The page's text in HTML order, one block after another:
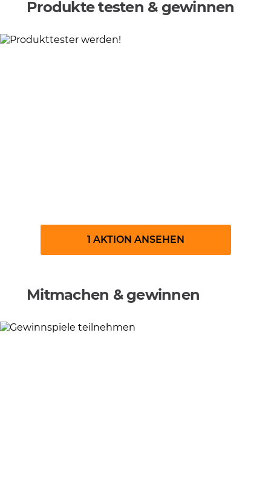
Produkte testen & gewinnen
1 AKTION ANSEHEN
Mitmachen & gewinnen